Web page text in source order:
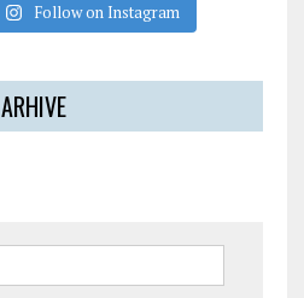
Follow on Instagram
ARHIVE